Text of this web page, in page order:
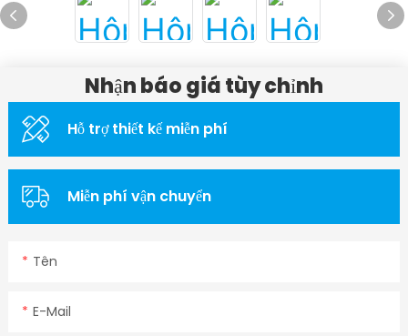
Nhận báo giá tùy chỉnh
Hỗ trợ thiết kế miễn phí
Miễn phí vận chuyển
Tên
E-Mail